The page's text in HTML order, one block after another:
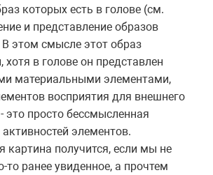
которых есть в голове (см.
и представление образов
В этом смысле этот образ
хотя в голове он представлен
материальными элементами,
восприятия для внешнего
это просто бессмысленная
элементов.
картина получится, если мы не
то ранее увиденное, а прочтем